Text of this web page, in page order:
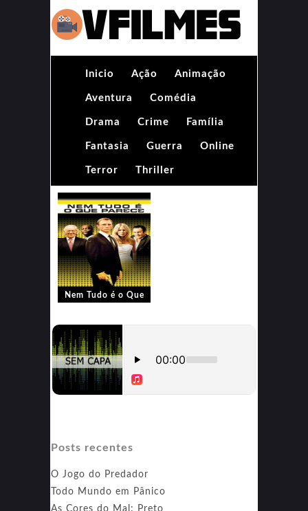
Inicio Ação Animação
Aventura Comédia
Drama Crime Família
Fantasia Guerra Online
Terror Thriller
Nem Tudo é o Que
Posts recentes
O Jogo do Predador
Todo Mundo em Pânico
As Cores do Mal: Preto